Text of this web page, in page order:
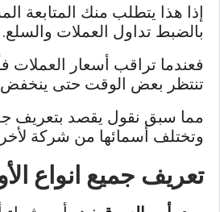
إذا هذا يتطلب منك المتابعة
بالضبط تداول العملات والسلع.
فعندما تراقب أسعار العملات
تنتظر بعض الوقت حتى ينخفض
مما سبق نقول يقصد بتعريف
وتختلف أسمائها من شركة
تعريف جميع انواع